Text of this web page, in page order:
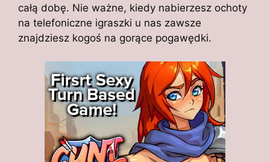
całą dobę. Nie ważne, kiedy nabierzesz ochoty
na telefoniczne igraszki u nas zawsze
znajdziesz kogoś na gorące pogawędki.